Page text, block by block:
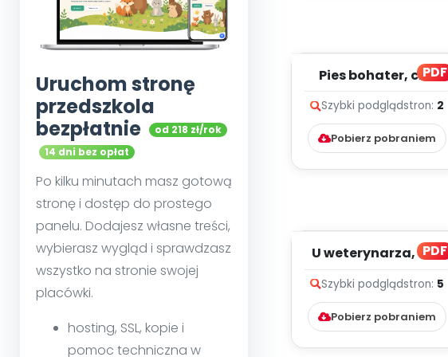
Uruchom stronę
przedszkola
bezpłatnie
od 218 zł/rok
14 dni bez opłat
Po kilku minutach masz gotową
stronę i dostęp do prostego
panelu. Dodajesz własne treści,
wybierasz wygląd i sprawdzasz
wszystko na stronie swojej
placówki.
hosting, SSL, kopie i
pomoc techniczna w
PDF
Pies bohater, cz. 1
Szybki podglądstron: 2
Pobierz pobraniem
PDF
U weterynarza, cz. 1
Szybki podglądstron: 5
Pobierz pobraniem